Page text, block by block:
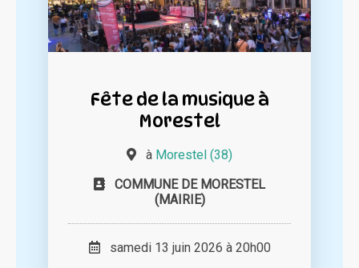
Fête de la musique à
Morestel
à Morestel (38)
COMMUNE DE MORESTEL
(MAIRIE)
samedi 13 juin 2026 à 20h00